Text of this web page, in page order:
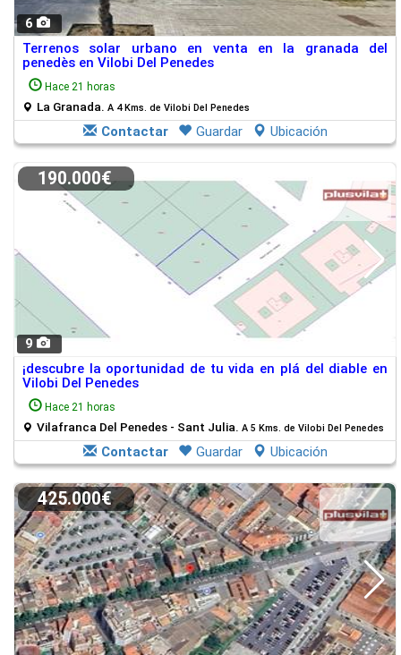
6
Terrenos solar urbano en venta en la granada del
penedès en Vilobi Del Penedes
Hace 21 horas
La Granada. A 4 Kms. de Vilobi Del Penedes
Contactar Guardar Ubicación
9
190.000€
¡descubre la oportunidad de tu vida en plá del diable en
Vilobi Del Penedes
Hace 21 horas
Vilafranca Del Penedes - Sant Julia. A 5 Kms. de Vilobi Del Penedes
Contactar Guardar Ubicación
425.000€